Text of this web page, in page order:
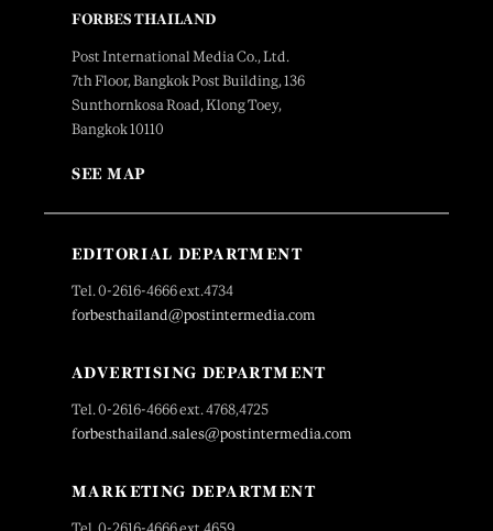
FORBES THAILAND
Post International Media Co., Ltd.
7th Floor, Bangkok Post Building, 136
Sunthornkosa Road, Klong Toey,
Bangkok 10110
SEE MAP
EDITORIAL DEPARTMENT
Tel. 0-2616-4666 ext.4734
forbesthailand@postintermedia.com
ADVERTISING DEPARTMENT
Tel. 0-2616-4666 ext. 4768,4725
forbesthailand.sales@postintermedia.com
MARKETING DEPARTMENT